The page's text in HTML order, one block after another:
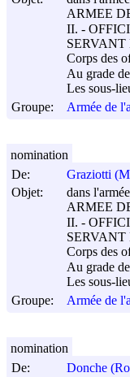
ARMEE
II. -
Corps des
Au grade
Les sous-
Groupe:
Armée de
De:
Graziotti
Objet:
dans
ARMEE
II. -
Corps des
Au grade
Les sous-
Groupe:
Armée de
nomination
De:
Donche
nomination